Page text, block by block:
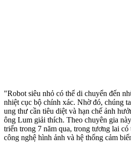
"Robot siêu nhỏ có thể di chuyển đến
nhiệt cục bộ chính xác. Nhờ đó, chúng
ung thư cần tiêu diệt và hạn chế ảnh
ông Lum giải thích. Theo chuyên gia
triển trong 7 năm qua, trong tương lai
công nghệ hình ảnh và hệ thống cảm